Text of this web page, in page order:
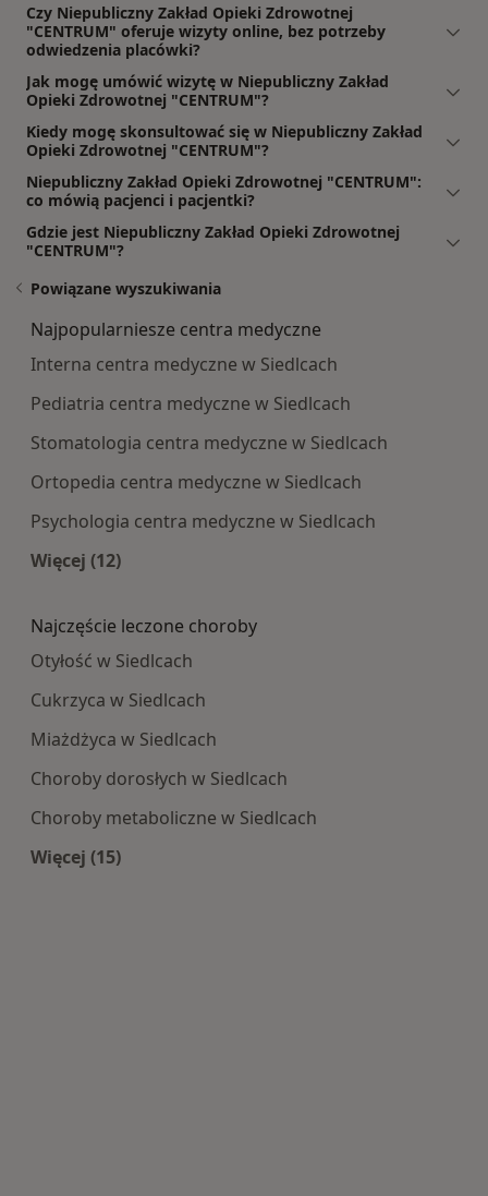
Czy Niepubliczny Zakład Opieki Zdrowotnej
"CENTRUM" oferuje wizyty online, bez potrzeby
odwiedzenia placówki?
Jak mogę umówić wizytę w Niepubliczny Zakład
Opieki Zdrowotnej "CENTRUM"?
Kiedy mogę skonsultować się w Niepubliczny Zakład
Opieki Zdrowotnej "CENTRUM"?
Niepubliczny Zakład Opieki Zdrowotnej "CENTRUM":
co mówią pacjenci i pacjentki?
Gdzie jest Niepubliczny Zakład Opieki Zdrowotnej
"CENTRUM"?
Powiązane wyszukiwania
Najpopularniesze centra medyczne
Interna centra medyczne w Siedlcach
Pediatria centra medyczne w Siedlcach
Stomatologia centra medyczne w Siedlcach
Ortopedia centra medyczne w Siedlcach
Psychologia centra medyczne w Siedlcach
Więcej (12)
Najczęście leczone choroby
Otyłość w Siedlcach
Cukrzyca w Siedlcach
Miażdżyca w Siedlcach
Choroby dorosłych w Siedlcach
Choroby metaboliczne w Siedlcach
Więcej (15)